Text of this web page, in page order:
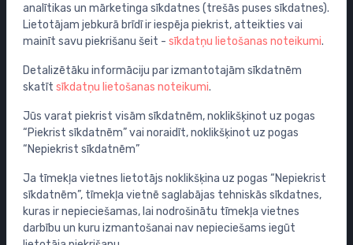
Kategorijas
Izpārdošana
Maisītāji
Izlietnes
Tualetes podi
Vannas
Dušas
Vannas istabas piederumi
Mēbeles
Rāmji un skalošanas sistēmas
analītikas un mārketinga sīkdatnes (trešās puses sīkdatnes).
Lietotājam jebkurā brīdī ir iespēja piekrist, atteikties vai
mainīt savu piekrišanu šeit - sīkdatņu lietošanas noteikumi.
Detalizētāku informāciju par izmantotajām sīkdatnēm
skatīt sīkdatņu lietošanas noteikumi.
Jūs varat piekrist visām sīkdatnēm, noklikšķinot uz pogas
“Piekrist sīkdatnēm” vai noraidīt, noklikšķinot uz pogas
“Nepiekrist sīkdatnēm”
Ja tīmekļa vietnes lietotājs noklikšķina uz pogas “Nepiekrist
sīkdatnēm”, tīmekļa vietnē saglabājas tehniskās sīkdatnes,
kuras ir nepieciešamas, lai nodrošinātu tīmekļa vietnes
darbību un kuru izmantošanai nav nepieciešams iegūt